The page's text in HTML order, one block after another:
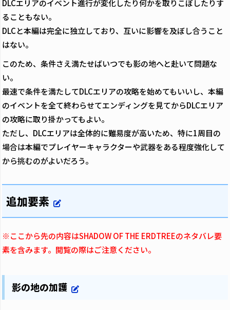
DLCエリアのイベント進行が変化したり何かを取りこぼしたりす
ることもない。
DLCと本編は完全に独立しており、互いに影響を及ぼし合うこと
はない。
このため、条件さえ満たせばいつでも影の地へと赴いて問題な
い。
最速で条件を満たしてDLCエリアの攻略を始めてもいいし、本編
のイベントを全て終わらせてエンディングを見てからDLCエリア
の攻略に取り掛かってもよい。
ただし、DLCエリアは全体的に難易度が高いため、特に1周目の
場合は本編でプレイヤーキャラクターや武器をある程度強化して
から挑むのがよいだろう。
追加要素
※ここから先の内容はSHADOW OF THE ERDTREEのネタバレ要
素を含みます。閲覧の際はご注意ください。
影の地の加護